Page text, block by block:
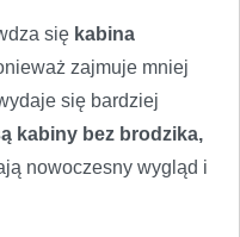
się kabina
zajmuje mniej
się bardziej
kabiny bez brodzika,
nowoczesny wygląd i